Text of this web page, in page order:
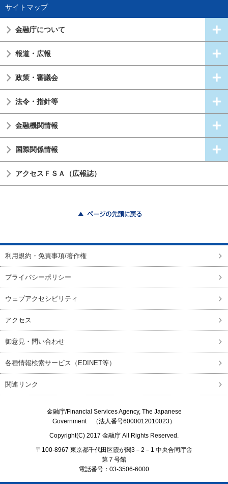
サイトマップ
金融庁について
報道・広報
政策・審議会
法令・指針等
金融機関情報
国際関係情報
アクセスＦＳＡ（広報誌）
利用規約・免責事項/著作権
プライバシーポリシー
ウェブアクセシビリティ
アクセス
御意見・問い合わせ
各種情報検索サービス（EDINET等）
関連リンク
金融庁/Financial Services Agency, The Japanese
Government（法人番号6000012010023）
Copyright(C) 2017 金融庁 All Rights Reserved.
〒100-8967 東京都千代田区霞が関3－2－1 中央合同庁舎
第７号館
電話番号：03-3506-6000